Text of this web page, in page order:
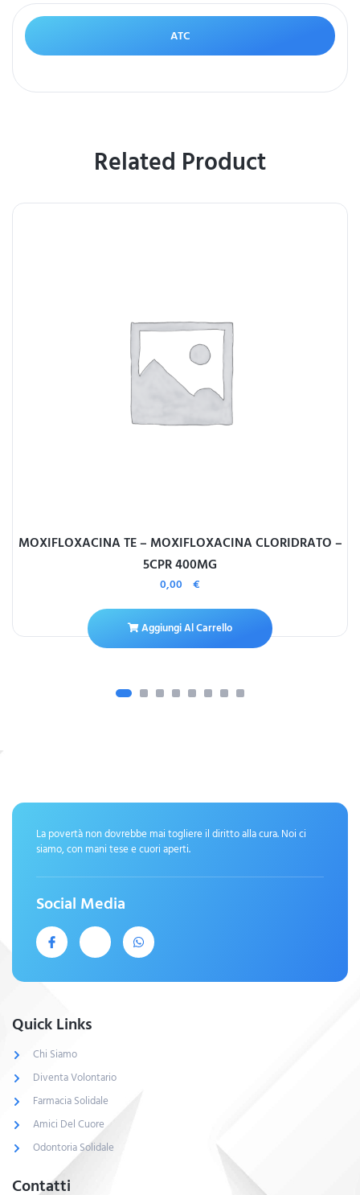
ATC
Related Product
MOXIFLOXACINA TE – MOXIFLOXACINA CLORIDRATO –
5CPR 400MG
0,00 €
Aggiungi Al Carrello
La povertà non dovrebbe mai togliere il diritto alla cura. Noi ci
siamo, con mani tese e cuori aperti.
Social Media
Quick Links
Chi Siamo
Diventa Volontario
Farmacia Solidale
Amici Del Cuore
Odontoria Solidale
Contatti